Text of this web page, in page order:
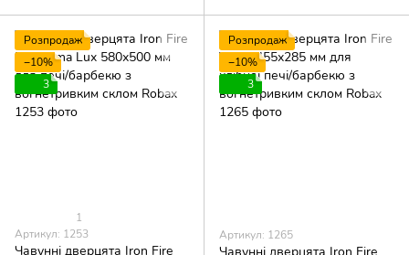
Розпродаж
−10%
3
1
Артикул: 1253
Чавунні дверцята Iron Fire
Розпродаж
−10%
3
Артикул: 1265